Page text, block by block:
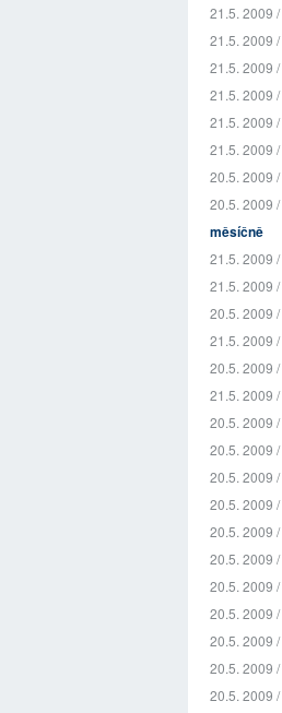
21.5. 2009 /
21.5. 2009 /
21.5. 2009 /
21.5. 2009 /
21.5. 2009 /
21.5. 2009 /
20.5. 2009 /
20.5. 2009 /
měsíčně
21.5. 2009 /
21.5. 2009 /
20.5. 2009 /
21.5. 2009 /
20.5. 2009 /
21.5. 2009 /
20.5. 2009 /
20.5. 2009 /
20.5. 2009 /
20.5. 2009 /
20.5. 2009 /
20.5. 2009 /
20.5. 2009 /
20.5. 2009 /
20.5. 2009 /
20.5. 2009 /
20.5. 2009 /